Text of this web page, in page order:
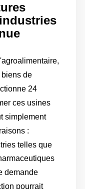
biens de
24
ces usines
simplement
:
telles que
demande
pourrait